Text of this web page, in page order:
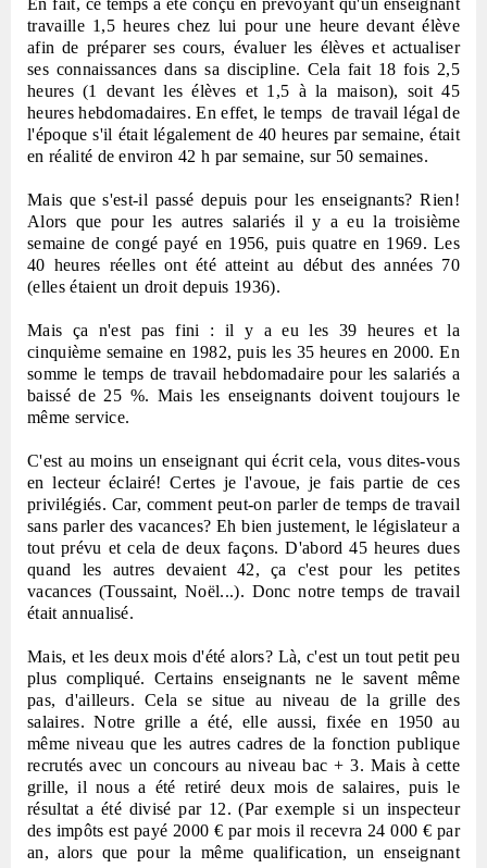
En fait, ce temps a été conçu en prévoyant qu'un enseignant
travaille 1,5 heures chez lui pour une heure devant élève
afin de préparer ses cours, évaluer les élèves et actualiser
ses connaissances dans sa discipline. Cela fait 18 fois 2,5
heures (1 devant les élèves et 1,5 à la maison), soit 45
heures hebdomadaires. En effet, le temps de travail légal de
l'époque s'il était légalement de 40 heures par semaine, était
en réalité de environ 42 h par semaine, sur 50 semaines.
Mais que s'est-il passé depuis pour les enseignants? Rien!
Alors que pour les autres salariés il y a eu la troisième
semaine de congé payé en 1956, puis quatre en 1969. Les
40 heures réelles ont été atteint au début des années 70
(elles étaient un droit depuis 1936).
Mais ça n'est pas fini : il y a eu les 39 heures et la
cinquième semaine en 1982, puis les 35 heures en 2000. En
somme le temps de travail hebdomadaire pour les salariés a
baissé de 25 %. Mais les enseignants doivent toujours le
même service.
C'est au moins un enseignant qui écrit cela, vous dites-vous
en lecteur éclairé! Certes je l'avoue, je fais partie de ces
privilégiés. Car, comment peut-on parler de temps de travail
sans parler des vacances? Eh bien justement, le législateur a
tout prévu et cela de deux façons. D'abord 45 heures dues
quand les autres devaient 42, ça c'est pour les petites
vacances (Toussaint, Noël...). Donc notre temps de travail
était annualisé.
Mais, et les deux mois d'été alors? Là, c'est un tout petit peu
plus compliqué. Certains enseignants ne le savent même
pas, d'ailleurs. Cela se situe au niveau de la grille des
salaires. Notre grille a été, elle aussi, fixée en 1950 au
même niveau que les autres cadres de la fonction publique
recrutés avec un concours au niveau bac + 3. Mais à cette
grille, il nous a été retiré deux mois de salaires, puis le
résultat a été divisé par 12. (Par exemple si un inspecteur
des impôts est payé 2000 € par mois il recevra 24 000 € par
an, alors que pour la même qualification, un enseignant